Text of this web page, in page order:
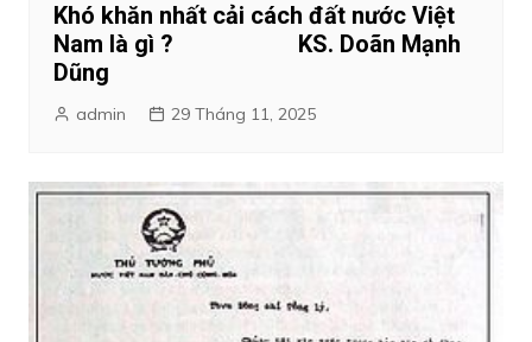
Khó khăn nhất cải cách đất nước Việt
Nam là gì ? KS. Doãn Mạnh
Dũng
admin 29 Tháng 11, 2025